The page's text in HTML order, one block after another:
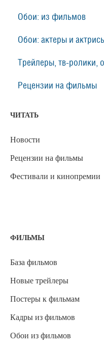
Обои: из фильмов
Обои: актеры и
Трейлеры, тв-ролики,
Рецензии на фильмы
ЧИТАТЬ
Новости
Рецензии на фильмы
Фестивали и кинопремии
ФИЛЬМЫ
База фильмов
Новые трейлеры
Постеры к фильмам
Кадры из фильмов
Обои из фильмов